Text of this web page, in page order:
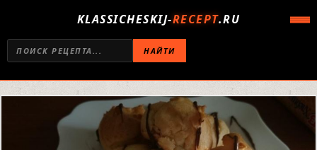
KLASSICHESKIJ-RECEPT.RU
НАЙТИ